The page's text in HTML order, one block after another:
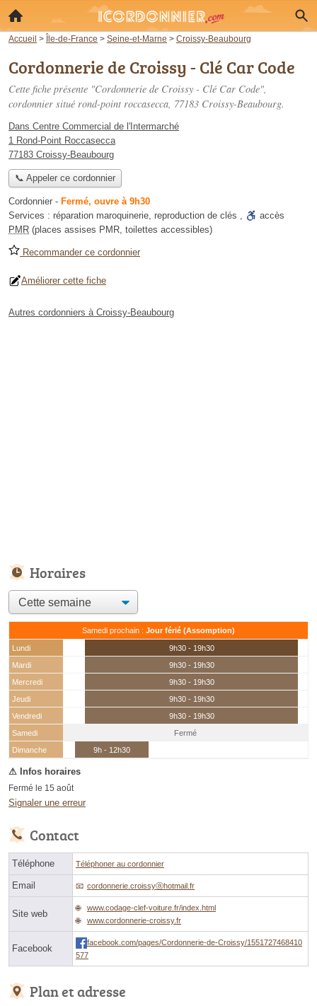
Accueil > Île-de-France > Seine-et-Marne > Croissy-Beaubourg
Cordonnerie de Croissy - Clé Car Code
Cette fiche présente "Cordonnerie de Croissy - Clé Car Code",
cordonnier situé rond-point roccasecca, 77183 Croissy-Beaubourg.
Dans Centre Commercial de l'Intermarché
1 Rond-Point Roccasecca
77183 Croissy-Beaubourg
📞 Appeler ce cordonnier
Cordonnier - Fermé, ouvre à 9h30
Services : réparation maroquinerie, reproduction de clés ,
accès
PMR (places assises PMR, toilettes accessibles)
Recommander ce cordonnier
Améliorer cette fiche
Autres cordonniers à Croissy-Beaubourg
Horaires
Samedi prochain : Jour férié (Assomption)
Lundi
9h30 - 19h30
Mardi
9h30 - 19h30
Mercredi
9h30 - 19h30
Jeudi
9h30 - 19h30
Vendredi
9h30 - 19h30
Samedi
(15 août)
Fermé
Dimanche
9h - 12h30
Fermé le 15 août
Signaler une erreur
Contact
Téléphone Téléphoner au cordonnier
Email cordonnerie.croissyⓐhotmail.fr
Site web
www.codage-clef-voiture.fr/index.html
www.cordonnerie-croissy.fr
Facebook
facebook.com/pages/Cordonnerie-de-Croissy/1551727468410
577
Plan et adresse